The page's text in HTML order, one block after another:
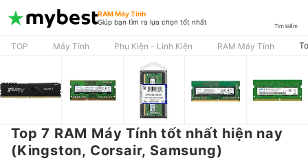
RAM Máy Tính
Giúp bạn tìm ra lựa chọn tốt nhất
Tìm kiếm
TOP Máy Tính Phụ Kiện - Linh Kiện RAM Máy Tính
Top 7 RAM Máy Tính tốt nhất hiện nay
(Kingston, Corsair, Samsung)